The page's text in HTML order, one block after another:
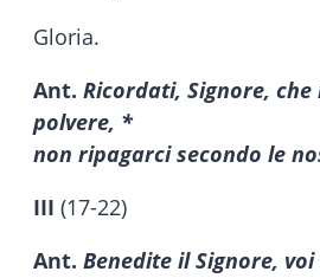
Gloria.
Ant. Ricordati, Signore, che
polvere, *
non ripagarci secondo le
III (17-22)
Ant. Benedite il Signore,